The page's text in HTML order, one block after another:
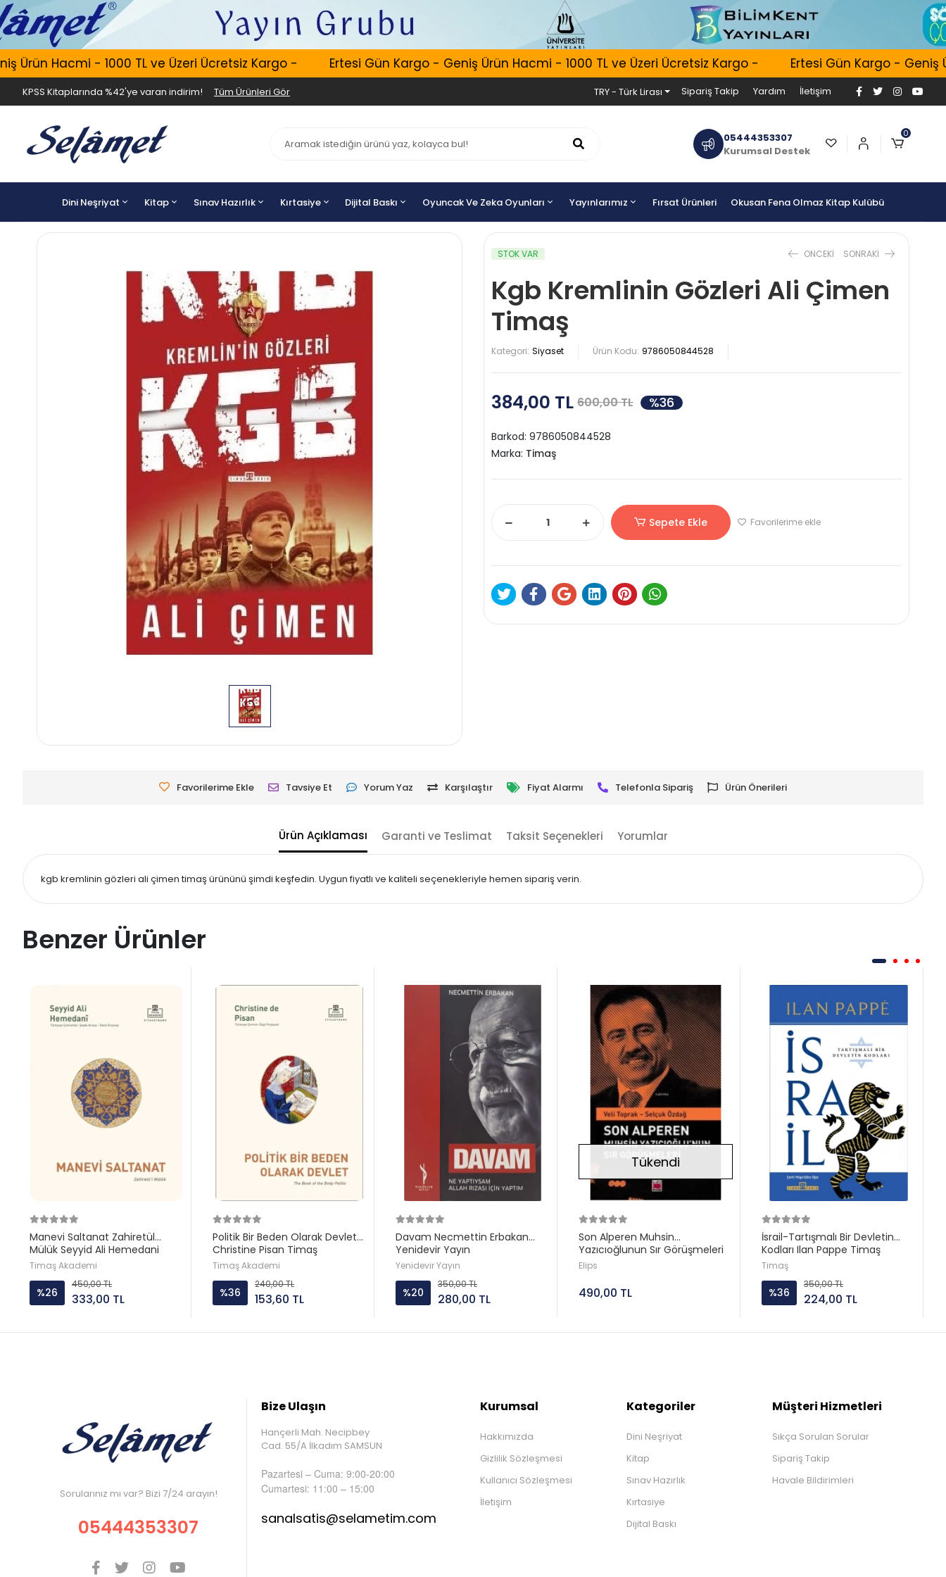
Hacmi - 1000 TL ve Üzeri Ücretsiz Kargo - Ertesi Gün Kargo - Geniş Ürün Hacmi - 1000 TL ve Üzeri Ücretsiz Kargo - Ertesi Gün Kargo - Geniş
KPSS Kitaplarında %42'ye varan indirim! Tüm Ürünleri Gör TRY - Türk Lirası Sipariş Takip Yardım İletişim
05444353307
Kurumsal Destek
0
Dini Neşriyat Kitap Sınav Hazırlık Kırtasiye Dijital Baskı Oyuncak Ve Zeka Oyunları Yayınlarımız Fırsat Ürünleri Okusan Fena Olmaz Kitap Kulübü
STOK VAR ONCEKI SONRAKI
Kgb Kremlinin Gözleri Ali Çimen
Timaş
Kategori: Siyaset Ürün Kodu: 9786050844528
384,00 TL 600,00 TL %36
Barkod: 9786050844528
Marka: Timaş
Sepete Ekle Favorilerime ekle
Favorilerime Ekle Tavsiye Et Yorum Yaz Karşılaştır Fiyat Alarmı Telefonla Sipariş Ürün Önerileri
Ürün Açıklaması Garanti ve Teslimat Taksit Seçenekleri Yorumlar
kgb kremlinin gözleri ali çimen timaş ürününü şimdi keşfedin. Uygun fiyatlı ve kaliteli seçenekleriyle hemen sipariş verin.
Benzer Ürünler
Manevi Saltanat Zahiretül
Mülük Seyyid Ali Hemedani
Timaş
Timaş Akademi
%26
450,00 TL
333,00 TL
Politik Bir Beden Olarak Devlet
Christine Pisan Timaş
Timaş Akademi
%36
240,00 TL
153,60 TL
Davam Necmettin Erbakan
Yenidevir Yayın
Yenidevir Yayın
%20
350,00 TL
280,00 TL
Stokta
Tükendi
Son Alperen Muhsin
Yazıcıoğlunun Sır Görüşmeleri
Veli Toprak-Selçuk Özdağ
Elips
490,00 TL
İsrail-Tartışmalı Bir Devletin
Kodları Ilan Pappe Timaş
Timaş
%36
350,00 TL
224,00 TL
Sorularınız mı var? Bizi 7/24 arayın!
05444353307
Bize Ulaşın
Hançerli Mah. Necipbey
Cad. 55/A İlkadım SAMSUN
Pazartesi – Cuma: 9:00-20:00
Cumartesi: 11:00 – 15:00
sanalsatis@selametim.com
Kurumsal
Hakkımızda
Gizlilik Sözleşmesi
Kullanıcı Sözleşmesi
İletişim
Kategoriler
Dini Neşriyat
Kitap
Sınav Hazırlık
Kırtasiye
Dijital Baskı
Müşteri Hizmetleri
Sıkça Sorulan Sorular
Sipariş Takip
Havale Bildirimleri